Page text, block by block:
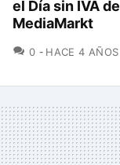
el Día sin IVA de
MediaMarkt
0 COMENTARIOS
HACE 4 AÑOS